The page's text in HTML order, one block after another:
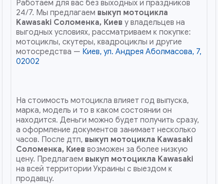
Работаем для вас без выходных и праздников
24/7. Мы предлагаем выкуп мотоцикла
Kawasaki Соломенка, Киеву владельцев на
выгодных условиях, рассматриваем к покупке:
мотоциклы, скутеры, квадроциклы и другие
мотосредства — Киев, ул. Андрея Аболмасова, 7,
02002
На стоимость мотоцикла влияет год выпуска,
марка, модель и то в каком состоянии он
находится. Деньги можно будет получить сразу,
а оформление документов занимает несколько
часов. После дтп, выкуп мотоцикла Kawasaki
Соломенка, Киев возможен за более низкую
цену. Предлагаем выкуп мотоцикла Kawasaki
на всей территории Украины с выездом к
продавцу.